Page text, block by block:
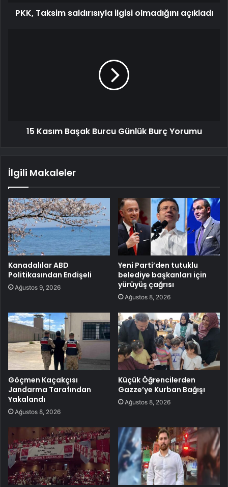
PKK, Taksim saldırısıyla ilgisi olmadığını açıkladı
15 Kasım Başak Burcu Günlük Burç Yorumu
İlgili Makaleler
Kanadalılar ABD
Politikasından Endişeli
Ağustos 9, 2026
Yeni Parti’den tutuklu
belediye başkanları için
yürüyüş çağrısı
Ağustos 8, 2026
Göçmen Kaçakçısı
Jandarma Tarafından
Yakalandı
Ağustos 8, 2026
Küçük Öğrencilerden
Gazze’ye Kurban Bağışı
Ağustos 8, 2026